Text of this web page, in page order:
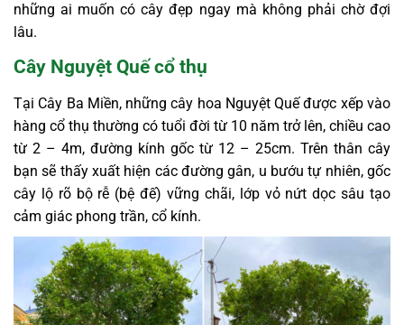
những ai muốn có cây đẹp ngay mà không phải chờ đợi
lâu.
Cây Nguyệt Quế cổ thụ
Tại Cây Ba Miền, những cây hoa Nguyệt Quế được xếp vào
hàng cổ thụ thường có tuổi đời từ 10 năm trở lên, chiều cao
từ 2 – 4m, đường kính gốc từ 12 – 25cm. Trên thân cây
bạn sẽ thấy xuất hiện các đường gân, u bướu tự nhiên, gốc
cây lộ rõ bộ rễ (bệ đế) vững chãi, lớp vỏ nứt dọc sâu tạo
cảm giác phong trần, cổ kính.